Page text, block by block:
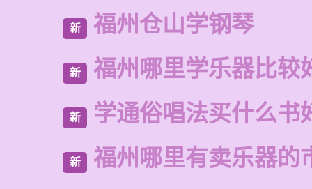
新 福州仓山学钢琴
新 福州哪里学乐器比较
新 学通俗唱法买什么书
新 福州哪里有卖乐器的